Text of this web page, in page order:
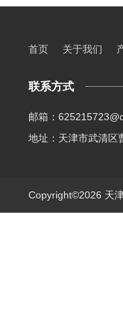
首页 关于我们
联系方式
邮箱：
地址：天津市武清区
Copyright©2026 天